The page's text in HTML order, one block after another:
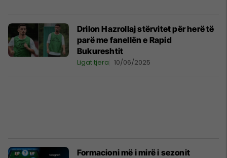
Drilon Hazrollaj stërvitet për herë të
parë me fanellën e Rapid
Bukureshtit
Ligat tjera 10/06/2025
Formacioni më i mirë i sezonit